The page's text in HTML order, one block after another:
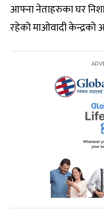
आफ्ना नेताहरुका घर
रहेको माओवादी